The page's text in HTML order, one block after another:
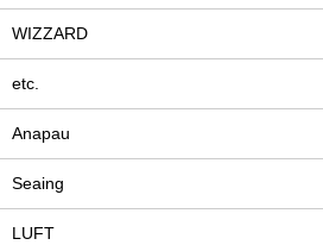
WIZZARD
etc.
Anapau
Seaing
LUFT